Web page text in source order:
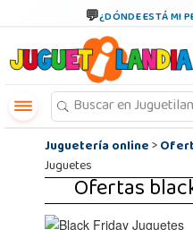
¿DÓNDE ESTÁ MI
Juguetería online>
Juguetes
Ofertas